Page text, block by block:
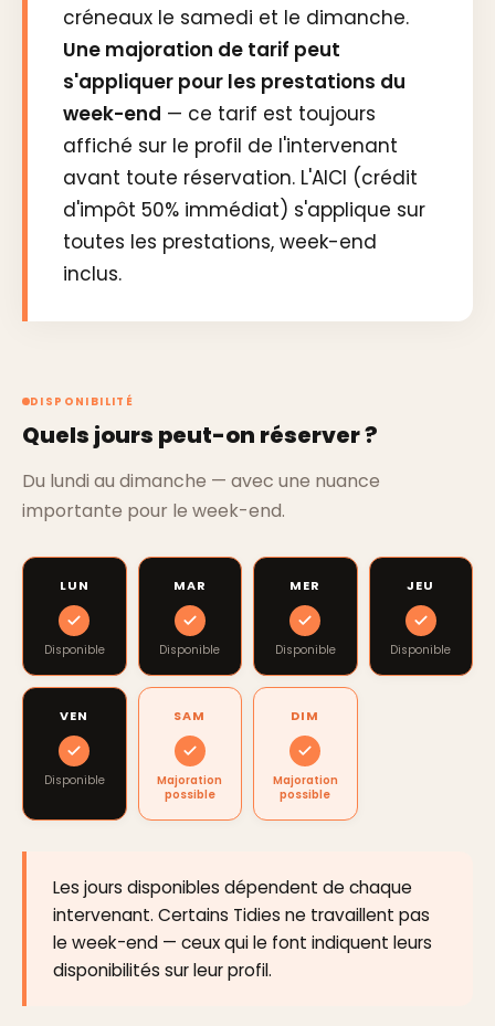
créneaux le samedi et le dimanche.
Une majoration de tarif peut
s'appliquer pour les prestations du
week-end — ce tarif est toujours
affiché sur le profil de l'intervenant
avant toute réservation. L'AICI (crédit
d'impôt 50% immédiat) s'applique sur
toutes les prestations, week-end
inclus.
DISPONIBILITÉ
Quels jours peut-on réserver ?
Du lundi au dimanche — avec une nuance
importante pour le week-end.
LUN
Disponible
MAR
Disponible
MER
Disponible
JEU
Disponible
VEN
Disponible
SAM
Majoration
possible
DIM
Majoration
possible
Les jours disponibles dépendent de chaque
intervenant. Certains Tidies ne travaillent pas
le week-end — ceux qui le font indiquent leurs
disponibilités sur leur profil.